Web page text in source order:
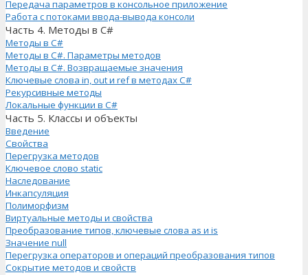
Передача параметров в консольное приложение
Работа с потоками ввода-вывода консоли
Часть 4. Методы в C#
Методы в C#
Методы в C#. Параметры методов
Методы в C#. Возвращаемые значения
Ключевые слова in, out и ref в методах C#
Рекурсивные методы
Локальные функции в C#
Часть 5. Классы и объекты
Введение
Свойства
Перегрузка методов
Ключевое слово static
Наследование
Инкапсуляция
Полиморфизм
Виртуальные методы и свойства
Преобразование типов, ключевые слова as и is
Значение null
Перегрузка операторов и операций преобразования типов
Сокрытие методов и свойств